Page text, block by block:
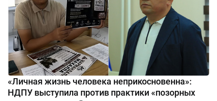
«Личная жизнь человека неприкосновенна»:
НДПУ выступила против практики «позорных